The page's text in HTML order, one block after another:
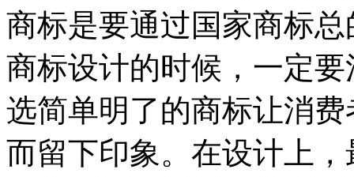
商标是要通过国家商标
商标设计的时候，一定
选简单明了的商标让消
而留下印象。在设计上